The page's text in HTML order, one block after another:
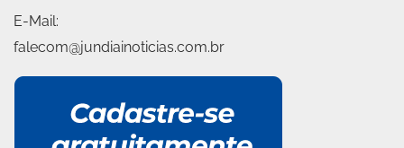
E-Mail:
falecom@jundiainoticias.com.br